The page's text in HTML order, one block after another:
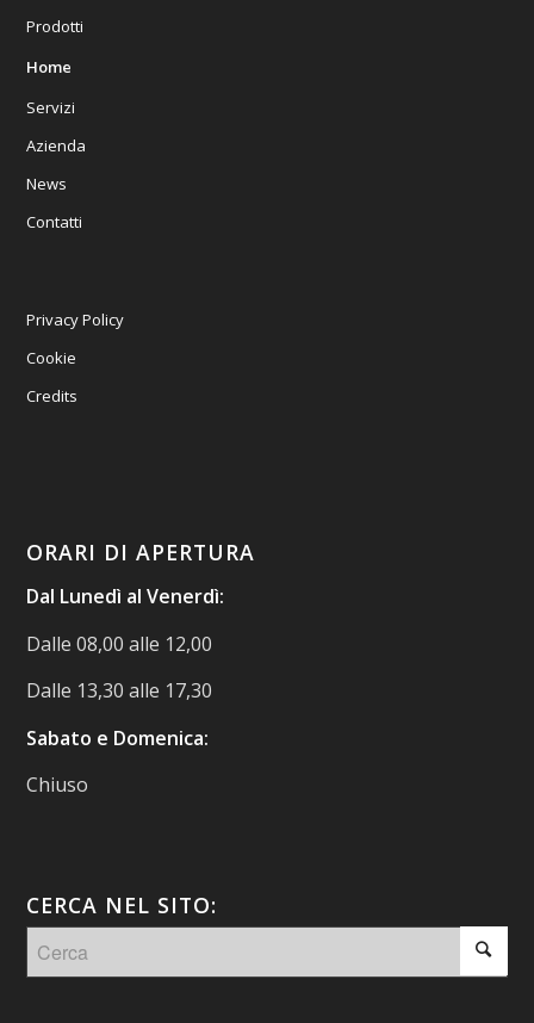
Prodotti
Home
Servizi
Azienda
News
Contatti
Privacy Policy
Cookie
Credits
ORARI DI APERTURA
Dal Lunedì al Venerdì:
Dalle 08,00 alle 12,00
Dalle 13,30 alle 17,30
Sabato e Domenica:
Chiuso
CERCA NEL SITO: